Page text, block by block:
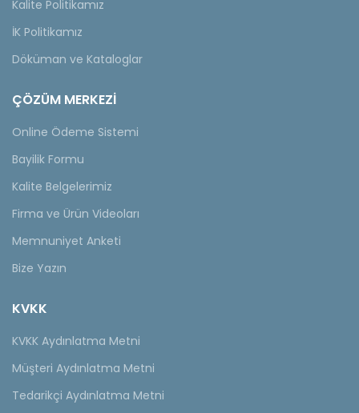
Kalite Politikamız
İK Politikamız
Döküman ve Kataloglar
ÇÖZÜM MERKEZİ
Online Ödeme Sistemi
Bayilik Formu
Kalite Belgelerimiz
Firma ve Ürün Videoları
Memnuniyet Anketi
Bize Yazın
KVKK
KVKK Aydınlatma Metni
Müşteri Aydınlatma Metni
Tedarikçi Aydınlatma Metni